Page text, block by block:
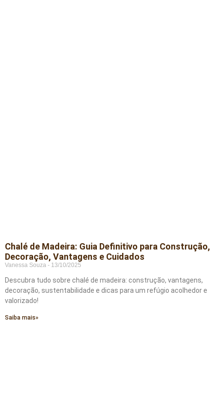
Chalé de Madeira: Guia Definitivo para Construção,
Decoração, Vantagens e Cuidados
Vanessa Souza 13/10/2025
Descubra tudo sobre chalé de madeira: construção, vantagens,
decoração, sustentabilidade e dicas para um refúgio acolhedor e
valorizado!
Saiba mais»